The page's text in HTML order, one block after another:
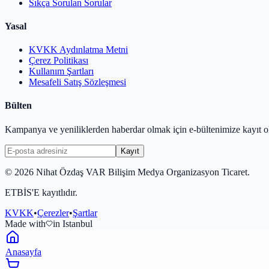
Sıkça Sorulan Sorular
Yasal
KVKK Aydınlatma Metni
Çerez Politikası
Kullanım Şartları
Mesafeli Satış Sözleşmesi
Bülten
Kampanya ve yeniliklerden haberdar olmak için e-bültenimize kayıt
Kayıt
© 2026 Nihat Özdaş VAR Bilişim Medya Organizasyon Ticaret.
ETBİS'E kayıtlıdır.
KVKK•Çerezler•Şartlar
Made with
in Istanbul
Anasayfa